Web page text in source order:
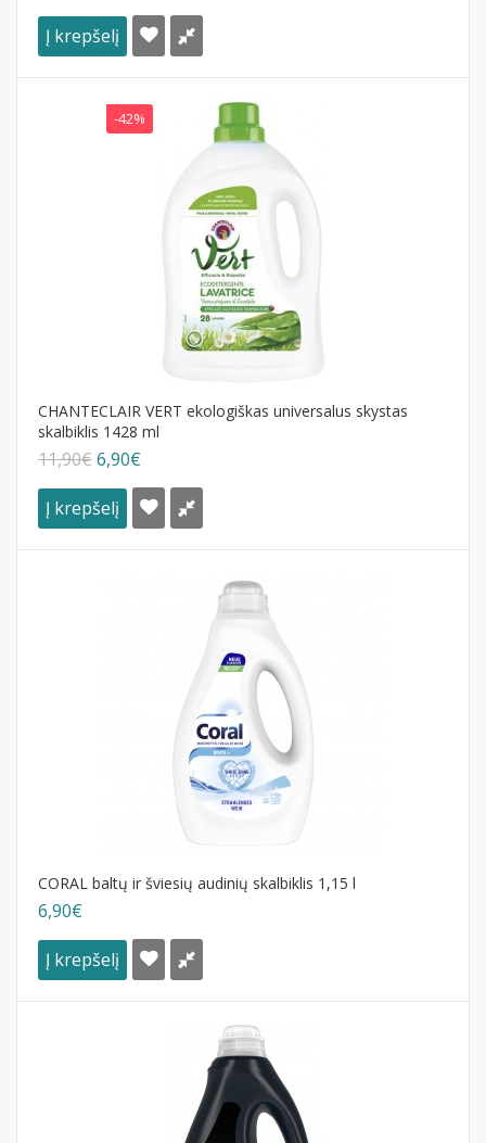
Į krepšelį
-42%
CHANTECLAIR VERT ekologiškas universalus skystas
skalbiklis 1428 ml
11,90€6,90€
Į krepšelį
CORAL baltų ir šviesių audinių skalbiklis 1,15 l
6,90€
Į krepšelį